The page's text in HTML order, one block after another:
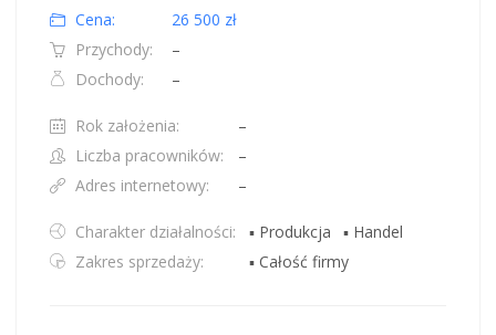
Cena:
26 500 zł
Przychody:
–
Dochody:
–
Rok założenia:
–
Liczba pracowników:
–
Adres internetowy:
–
Charakter działalności: ▪ Produkcja
▪ Handel
Zakres sprzedaży:
▪ Całość firmy